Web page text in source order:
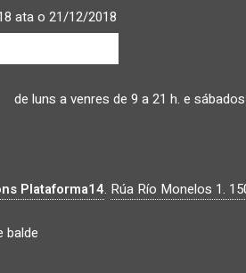
ata o 21/12/2018
de luns a venres de 9 a 21 h. e
Plataforma14. Rúa Río Monelos 1.
balde